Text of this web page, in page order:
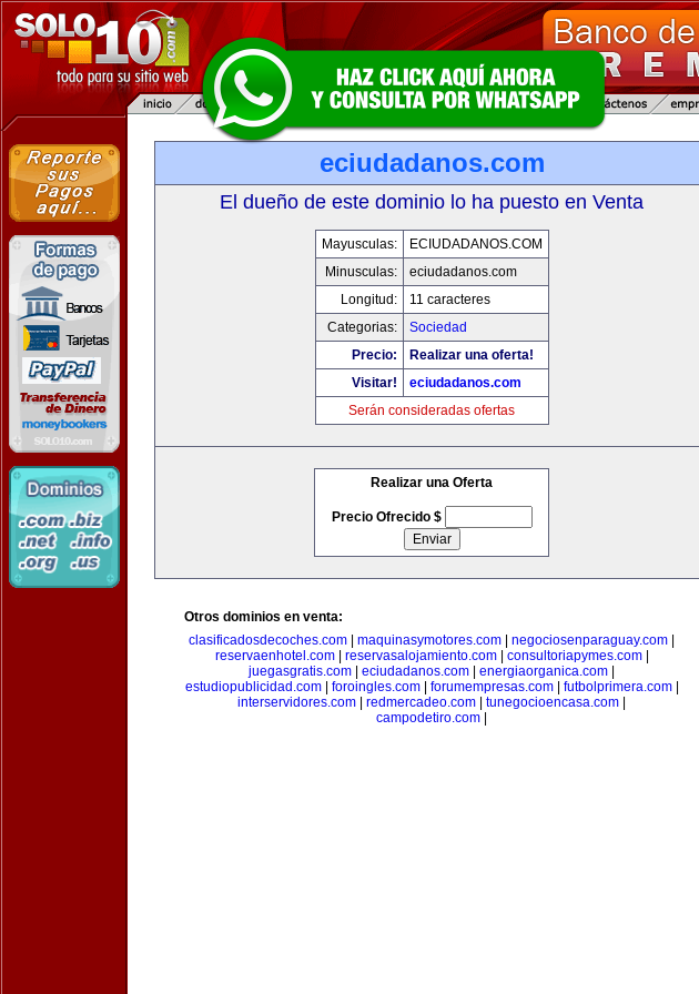
eciudadanos.com
El dueño de este dominio lo ha puesto en Venta
Mayusculas:
ECIUDADANOS.COM
Minusculas:
eciudadanos.com
Longitud:
11 caracteres
Categorias:
Sociedad
Precio:
Realizar una oferta!
Visitar!
eciudadanos.com
Serán consideradas ofertas
Realizar una Oferta
Precio Ofrecido $
Otros dominios en venta:
clasificadosdecoches.com
maquinasymotores.com negociosenparaguay.com
reservaenhotel.com| reservasalojamiento.com| consultoriapymes.com|
juegasgratis.com
eciudadanos.com energiaorganica.com
estudiopublicidad.com| foroingles.com| forumempresas.com| futbolprimera.com|
interservidores.com
redmercadeo.com tunegocioencasa.com
campodetiro.com